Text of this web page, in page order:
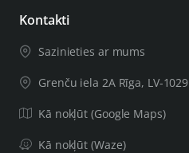
Kontakti
Sazinieties ar mums
Grenču iela 2A Rīga, LV-1029
Kā nokļūt (Google Maps)
Kā nokļūt (Waze)